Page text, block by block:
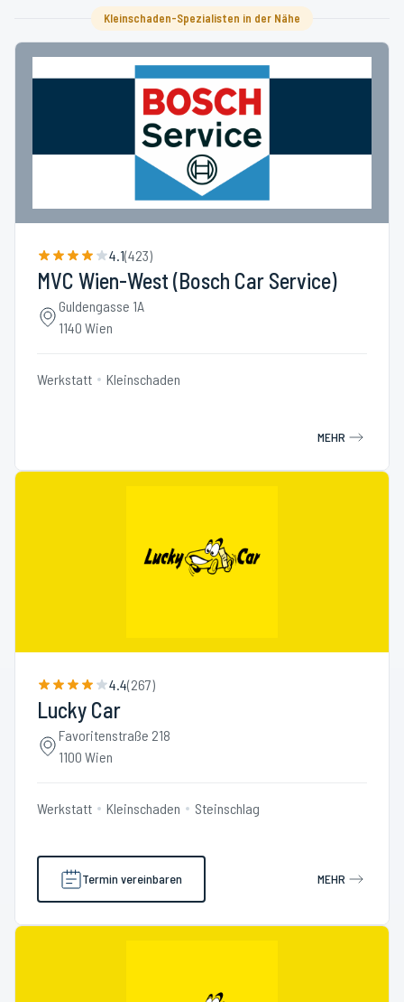
Kleinschaden-Spezialisten in der Nähe
4.1(423)
MVC Wien-West (Bosch Car Service)
Guldengasse 1A
1140 Wien
Werkstatt Kleinschaden
MEHR
4.4(267)
Lucky Car
Favoritenstraße 218
1100 Wien
Werkstatt Kleinschaden Steinschlag
Termin vereinbaren MEHR